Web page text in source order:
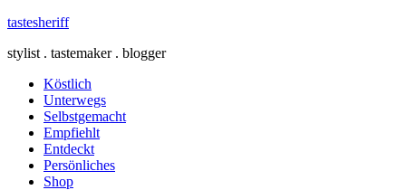
tastesheriff
stylist . tastemaker . blogger
Köstlich
Unterwegs
Selbstgemacht
Empfiehlt
Entdeckt
Persönliches
Shop